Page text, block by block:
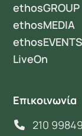
ethosGROUP
ethosMEDIA
ethosEVENTS
LiveOn
Επικοινωνία
210